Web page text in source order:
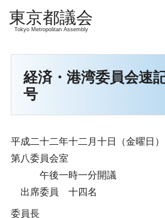
Tokyo Metropolitan Assembly
経済・港湾委員会速
号
平成二十二年十二月十日（金曜日）
第八委員会室
午後一時一分開議
出席委員 十四名
委員長